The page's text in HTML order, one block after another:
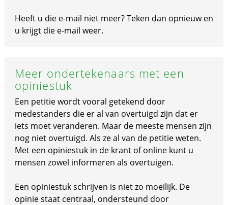
Heeft u die e-mail niet meer? Teken dan opnieuw en
u krijgt die e-mail weer.
Meer ondertekenaars met een
opiniestuk
Een petitie wordt vooral getekend door
medestanders die er al van overtuigd zijn dat er
iets moet veranderen. Maar de meeste mensen zijn
nog niet overtuigd. Als ze al van de petitie weten.
Met een opiniestuk in de krant of online kunt u
mensen zowel informeren als overtuigen.
Een opiniestuk schrijven is niet zo moeilijk. De
opinie staat centraal, ondersteund door